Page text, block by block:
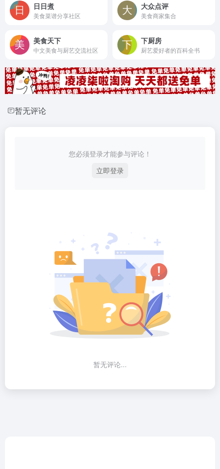
日日煮
美食菜谱分享社区
大众点评
美食商家集合
美食天下
中文美食与厨艺交流社区
下厨房
厨艺爱好者的百科全书
暂无评论
您必须登录才能参与评论！
立即登录
暂无评论...